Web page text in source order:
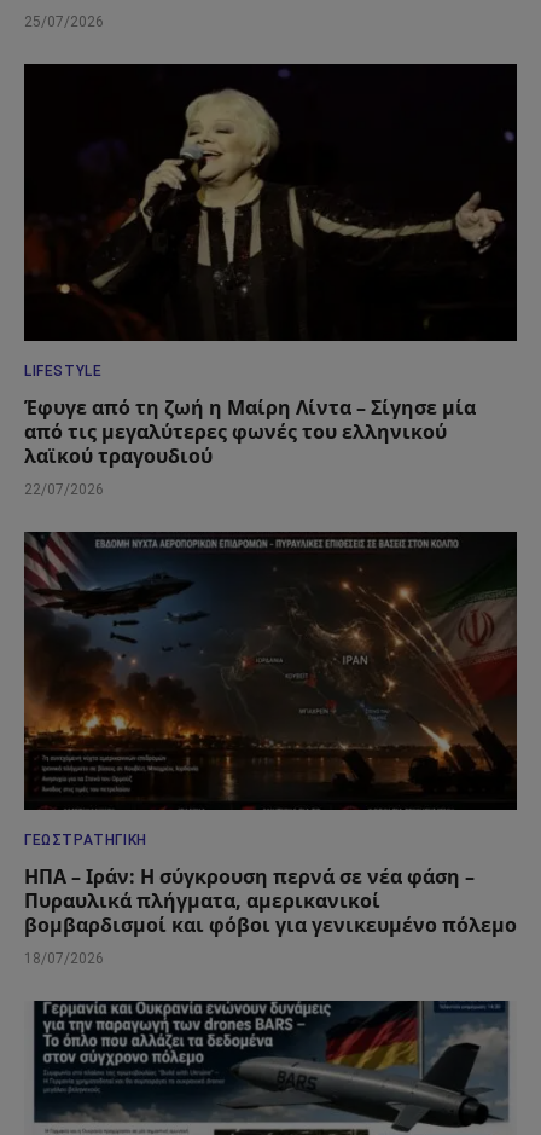
25/07/2026
LIFESTYLE
Έφυγε από τη ζωή η Μαίρη Λίντα – Σίγησε μία
από τις μεγαλύτερες φωνές του ελληνικού
λαϊκού τραγουδιού
22/07/2026
ΓΕΩΣΤΡΑΤΗΓΙΚΉ
ΗΠΑ – Ιράν: Η σύγκρουση περνά σε νέα φάση –
Πυραυλικά πλήγματα, αμερικανικοί
βομβαρδισμοί και φόβοι για γενικευμένο πόλεμο
18/07/2026